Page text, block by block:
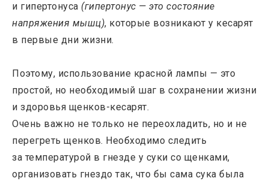
и гипертонуса (гипертонус — это состояние
напряжения мышц), которые возникают у кесарят
в первые дни жизни.
Поэтому, использование красной лампы — это
простой, но необходимый шаг в сохранении жизни
и здоровья щенков-кесарят.
Очень важно не только не переохладить, но и не
перегреть щенков. Необходимо следить
за температурой в гнезде у суки со щенками,
организовать гнездо так, что бы сама сука была